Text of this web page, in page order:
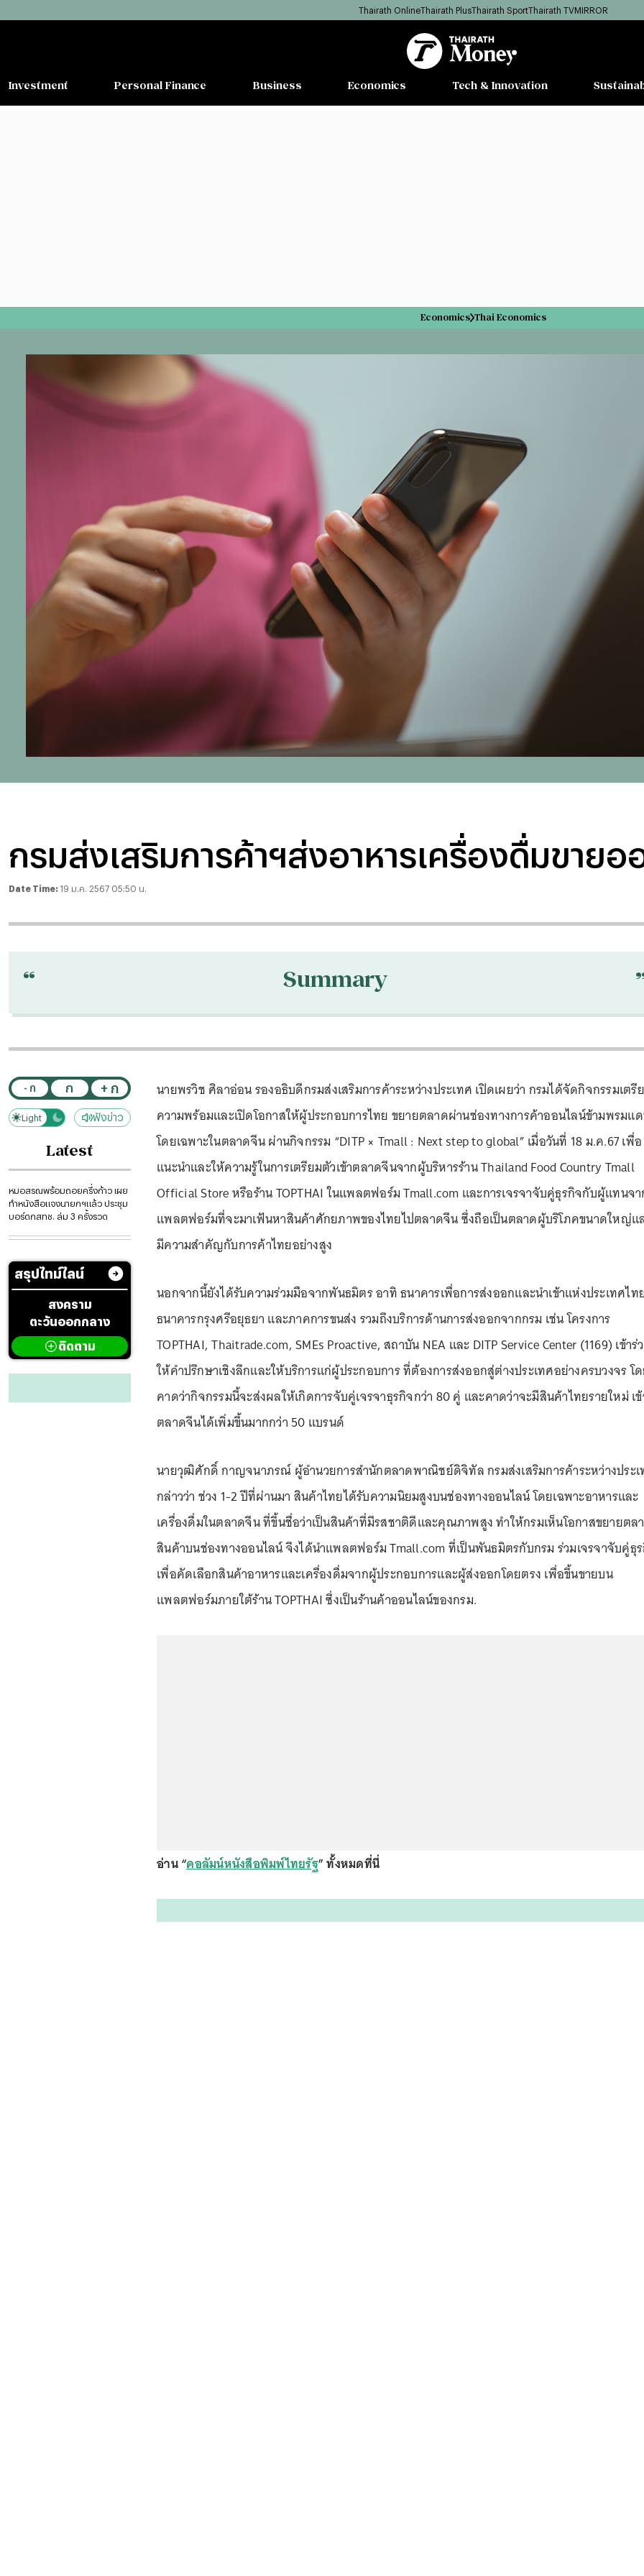
Thairath OnlineThairath PlusThairath SportThairath TVMIRROR
Investment Personal Finance Business Economics Tech & Innovation
Economics Thai Economics
กรมส่งเสริมการค้าฯส่งอาหารเครื่องดื่มขายอ
Date Time: 19 ม.ค. 2567 05:50 น.
“ Summary
- ก ก + ก
Dark
Light ฟังข่าว
Latest
หมอสรณพร้อมถอยครึ่งก้าว เผย
ทำหนังสือแจงนายกฯแล้ว ประชุม
บอร์ดกสทช. ล่ม 3 ครั้งรวด
สรุปไทม์ไลน์
สงคราม
ตะวันออกกลาง
ติดตาม
นายพรวิช ศิลาอ่อน รองอธิบดีกรมส่งเสริมการค้าระหว่างประเทศ เปิดเผยว่า กรมได้จัดกิจกรรมเตรี
ความพร้อมและเปิดโอกาสให้ผู้ประกอบการไทย ขยายตลาดผ่านช่องทางการค้าออนไลน์ข้ามพรมแ
โดยเฉพาะในตลาดจีน ผ่านกิจกรรม “DITP × Tmall : Next step to global” เมื่อวันที่ 18 ม.ค.67 เพื่อ
แนะนำและให้ความรู้ในการเตรียมตัวเข้าตลาดจีนจากผู้บริหารร้าน Thailand Food Country Tmall
Official Store หรือร้าน TOPTHAI ในแพลตฟอร์ม Tmall.com และการเจรจาจับคู่ธุรกิจกับผู้แทนจ
แพลตฟอร์มที่จะมาเฟ้นหาสินค้าศักยภาพของไทยไปตลาดจีน ซึ่งถือเป็นตลาดผู้บริโภคขนาดใหญ่แ
มีความสำคัญกับการค้าไทยอย่างสูง
นอกจากนี้ยังได้รับความร่วมมือจากพันธมิตร อาทิ ธนาคารเพื่อการส่งออกและนำเข้าแห่งประเทศไท
ธนาคารกรุงศรีอยุธยา และภาคการขนส่ง รวมถึงบริการด้านการส่งออกจากกรม เช่น โครงการ
TOPTHAI, Thaitrade.com, SMEs Proactive, สถาบัน NEA และ DITP Service Center (1169) เข้าร่
ให้คำปรึกษาเชิงลึกและให้บริการแก่ผู้ประกอบการ ที่ต้องการส่งออกสู่ต่างประเทศอย่างครบวงจร โ
คาดว่ากิจกรรมนี้จะส่งผลให้เกิดการจับคู่เจรจาธุรกิจกว่า 80 คู่ และคาดว่าจะมีสินค้าไทยรายใหม่ เ
ตลาดจีนได้เพิ่มขึ้นมากกว่า 50 แบรนด์
นายวุฒิศักดิ์ กาญจนาภรณ์ ผู้อำนวยการสำนักตลาดพาณิชย์ดิจิทัล กรมส่งเสริมการค้าระหว่างประ
กล่าวว่า ช่วง 1-2 ปีที่ผ่านมา สินค้าไทยได้รับความนิยมสูงบนช่องทางออนไลน์ โดยเฉพาะอาหารและ
เครื่องดื่มในตลาดจีน ที่ขึ้นชื่อว่าเป็นสินค้าที่มีรสชาติดีและคุณภาพสูง ทำให้กรมเห็นโอกาสขยายตล
สินค้าบนช่องทางออนไลน์ จึงได้นำแพลตฟอร์ม Tmall.com ที่เป็นพันธมิตรกับกรม ร่วมเจรจาจับคู่ธุ
เพื่อคัดเลือกสินค้าอาหารและเครื่องดื่มจากผู้ประกอบการและผู้ส่งออกโดยตรง เพื่อขึ้นขายบน
แพลตฟอร์มภายใต้ร้าน TOPTHAI ซึ่งเป็นร้านค้าออนไลน์ของกรม.
อ่าน “คอลัมน์หนังสือพิมพ์ไทยรัฐ” ทั้งหมดที่นี่